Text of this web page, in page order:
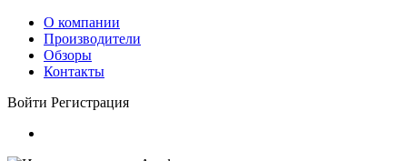
О компании
Производители
Обзоры
Контакты
Войти Регистрация